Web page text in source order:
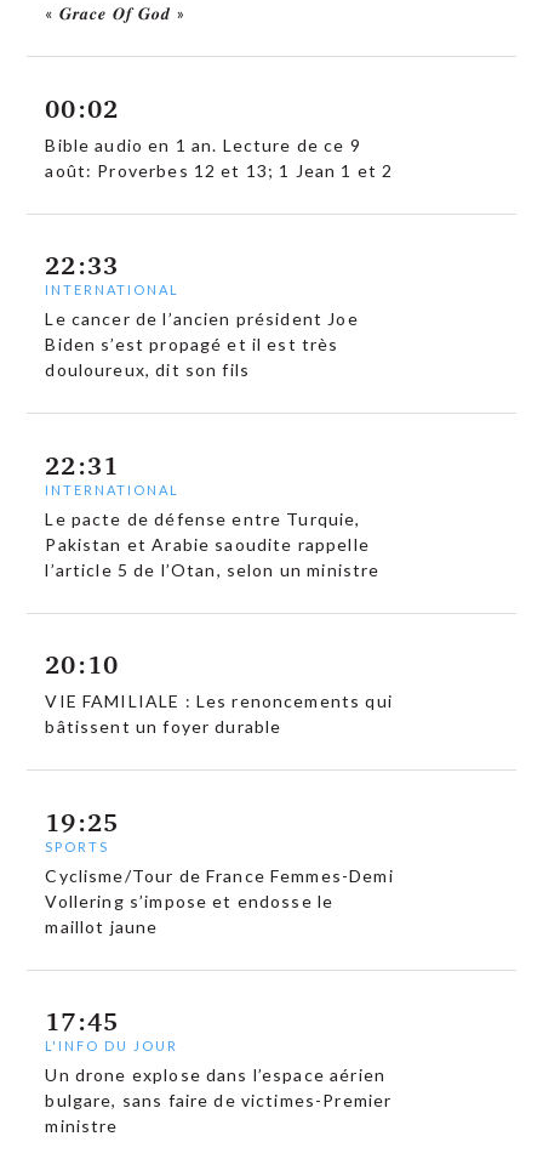
« 𝑮𝒓𝒂𝒄𝒆 𝑶𝒇 𝑮𝒐𝒅 »
00:02
Bible audio en 1 an. Lecture de ce 9
août: Proverbes 12 et 13; 1 Jean 1 et 2
22:33
INTERNATIONAL
Le cancer de l’ancien président Joe
Biden s’est propagé et il est très
douloureux, dit son fils
22:31
INTERNATIONAL
Le pacte de défense entre Turquie,
Pakistan et Arabie saoudite rappelle
l’article 5 de l’Otan, selon un ministre
20:10
VIE FAMILIALE : Les renoncements qui
bâtissent un foyer durable
19:25
SPORTS
Cyclisme/Tour de France Femmes-Demi
Vollering s’impose et endosse le
maillot jaune
17:45
L'INFO DU JOUR
Un drone explose dans l’espace aérien
bulgare, sans faire de victimes-Premier
ministre